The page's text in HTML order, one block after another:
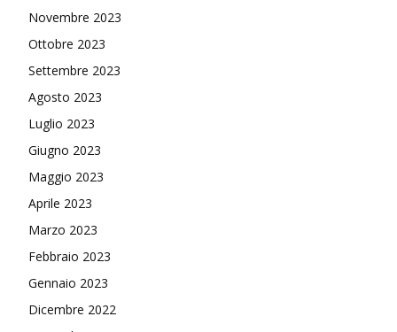
Novembre 2023
Ottobre 2023
Settembre 2023
Agosto 2023
Luglio 2023
Giugno 2023
Maggio 2023
Aprile 2023
Marzo 2023
Febbraio 2023
Gennaio 2023
Dicembre 2022